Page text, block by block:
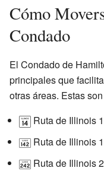
Cómo
Condado
El Condado de
principales que
otras áreas. Estas
Ruta de Illinois
Ruta de Illinois
Ruta de Illinois